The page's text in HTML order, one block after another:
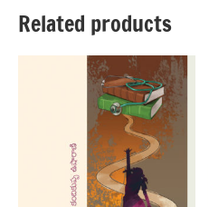
Related products